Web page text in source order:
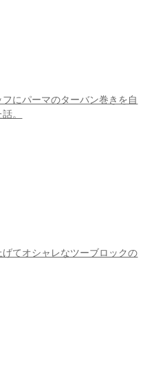
フにパーマのターバン巻きを自
。
げてオシャレなツーブロックの